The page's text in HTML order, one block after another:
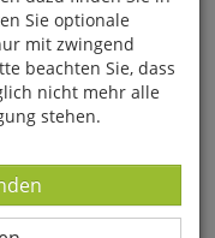
Liebe
Sie optionale
mit zwingend
beachten Sie, dass
nicht mehr alle
stehen.
-